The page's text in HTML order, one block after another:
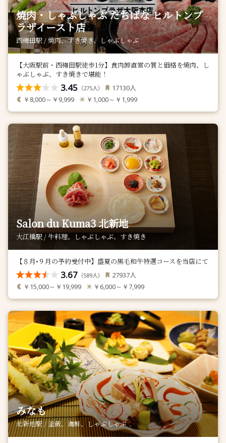
焼肉・しゃぶしゃぶ たちばな ヒルトンプ
ラザイースト店
西梅田駅 / 焼肉、すき焼き、しゃぶしゃぶ
【大阪駅前・西梅田駅徒歩1分】食肉卸直営の質と価格を焼肉、し
ゃぶしゃぶ、すき焼きで堪能！
3.45 （275人） 17130人
￥8,000～￥9,999 ￥1,000～￥1,999
Salon du Kuma3 北新地
大江橋駅 / 牛料理、しゃぶしゃぶ、すき焼き
【８月•９月の予約受付中】盛夏の黒毛和牛特選コースを当店にて
3.67 （589人） 27937人
￥15,000～￥19,999 ￥6,000～￥7,999
みなも
北新地駅 / 釜飯、海鮮、しゃぶしゃぶ